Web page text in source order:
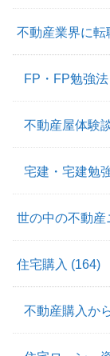
不動産業界に転
FP・FP勉強法
不動産屋体験
宅建・宅建勉
世の中の不動産
住宅購入 (164)
不動産購入か